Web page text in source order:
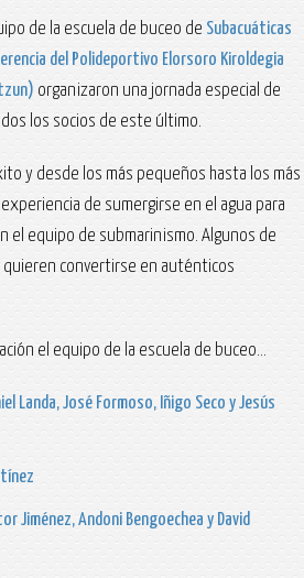
de la escuela de buceo de Subacuáticas
del Polideportivo Elorsoro Kiroldegia
organizaron una jornada especial de
los socios de este último.
y desde los más pequeños hasta los más
de sumergirse en el agua para
el equipo de submarinismo. Algunos de
convertirse en auténticos
el equipo de la escuela de buceo...
Landa, José Formoso, Iñigo Seco y Jesús
Jiménez, Andoni Bengoechea y David